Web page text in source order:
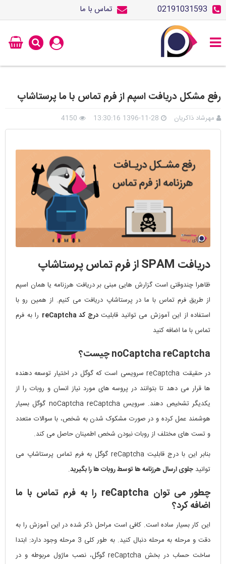
02191031593 تماس با ما
رفع مشکل دریافت اسپم از فرم تماس با ما پرستاشاپ
مهرشاد ذاکریان 1396-11-28 13:30:16
دریافت SPAM از فرم تماس پرستاشاپ
ظاهرا چندوقتی است گزارش هایی مبنی بر دریافت هرزنامه یا همان اسپم
از طریق فرم تماس با ما در پرستاشاپ دریافت می کنیم. از همین رو با
استفاده از این آموزش می توانید قابلیتدرج کد reCaptcha
را به فرم
تماس با ما اضافه کنید
noCaptcha reCaptcha چیست؟
در حقیقت reCaptcha سرویسی است که گوگل در اختیار توسعه دهنده
ها قرار می دهد تا بتوانند در پروسه های مورد نیاز انسان و روبات را از
یکدیگر تشخیص دهند. سرویس noCaptcha reCaptcha گوگل بسیار
هوشمند عمل کرده و در صورت مشکوک شدن به شخص، با سوالات متعدد
و تست های مختلف از روبات نبودن شخص اطمینان حاصل می کند.
بنابر این با درج قابلیت reCaptcha گوگل به فرم تماس پرستاشاپ می
توانید جلوی ارسال هرزنامه ها توسط روبات ها را بگیرید.
چطور می توان reCaptcha را به فرم تماس با ما
اضافه کرد؟
این کار بسیار ساده است. کافی است مراحل ذکر شده در این آموزش را به
دقت و مرحله به مرحله دنبال کنید. به طور کلی 3 مرحله وجود دارد: ابتدا
ساخت حساب در بخش reCaptcha گوگل، نصب ماژول مربوطه و در